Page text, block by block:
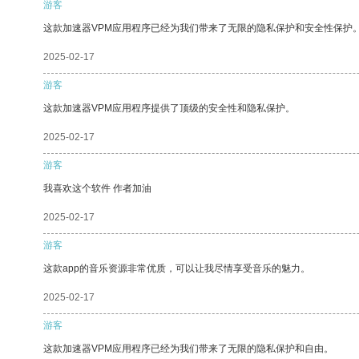
游客
这款加速器VPM应用程序已经为我们带来了无限的隐私保护和安全性保护
2025-02-17
游客
这款加速器VPM应用程序提供了顶级的安全性和隐私保护。
2025-02-17
游客
我喜欢这个软件 作者加油
2025-02-17
游客
这款app的音乐资源非常优质，可以让我尽情享受音乐的魅力。
2025-02-17
游客
这款加速器VPM应用程序已经为我们带来了无限的隐私保护和自由。